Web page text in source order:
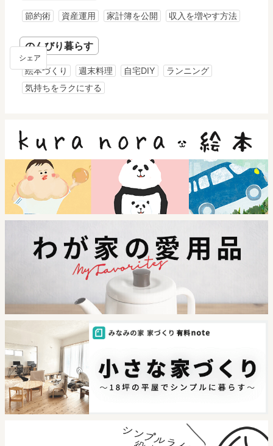
節約術 資産運用 家計簿を公開 収入を増やす方法
のんびり暮らす
絵本づくり 週末料理 自宅DIY
ランニング
気持ちをラクにする
シェア